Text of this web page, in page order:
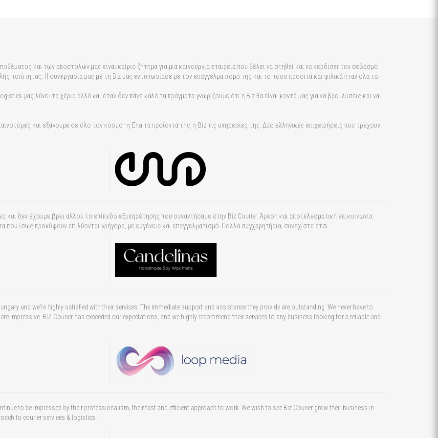
και των αποστολών μας είναι καίριο ζήτημα για μια καινούργια εταιρεία που θέλει να στηθεί και να κερδίσει τον σεβασμό
ποιότητας. Η συνεργασία μας με τη Biz μας εντυπωσίασε με τον επαγγελματισμό της και το πόσο προσιτά και φιλικά ήταν όλα τα
μας λύνει τα χέρια αλλά και όταν δεν πάνε καλά τα πράγματα γνωρίζουμε ότι η Biz θα είναι κοντά μας για να βρει λύσεις και να
και εξάγουμε σε όλο τον κόσμο—η Ena τα προϊόντα της, η Biz τις υπηρεσίες της. Δύο ελληνικές επιχειρήσεις που τρέχουν
και δεν έχουμε βρει αλλού το επίπεδο εξυπηρέτησης που συναντήσαμε στην Biz Courier. Άμεση και αποτελεσματική επικοινωνία
ίσως προκύψουν επιλύονται γρήγορα, με ευγένεια και επαγγελματισμό. Πολλά συγχαρητήρια, συνεχίστε έτσι.
and we're highly satisfied with their services. The immediate support and assistance they provide are outstanding. We never have to
impressive. BIZ Courier has exceeded our expectations, and we highly recommend their services to any business looking for a reliable and
to be impressed by their professionalism, their fast and efficient approach to work. We wish to see Biz Courier grow their business in
to courier services & logistics.